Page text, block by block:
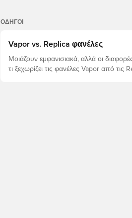
ΟΔΗΓΟΊ
Vapor vs. Replica φανέλες
Μοιάζουν εμφανισιακά, αλλά οι
τι ξεχωρίζει τις φανέλες Vapor από τις